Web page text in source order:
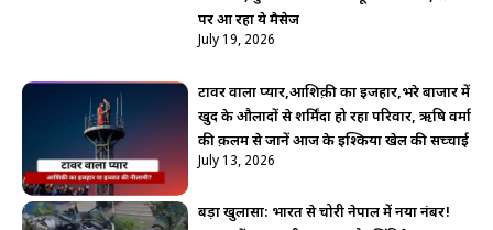
पर आ रहा ये मैसेज
July 19, 2026
टावर वाला प्यार,आशिक़ी का इजहार,भरे बाजार में
खुद के औलादों से शर्मिंदा हो रहा परिवार, ऋषि वर्मा
की क़लम से जानें आज के इश्किया खेल की सच्चाई
July 13, 2026
बड़ा खुलासा: भारत से चोरी नेपाल में नया नंबर!